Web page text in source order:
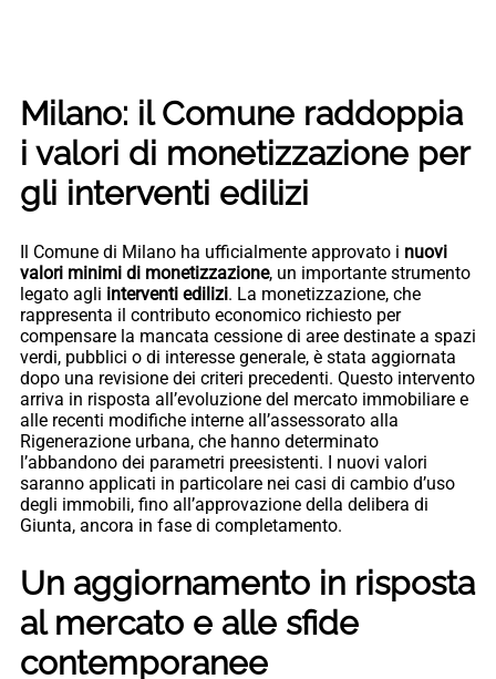
Milano: il Comune raddoppia
i valori di monetizzazione per
gli interventi edilizi
Il Comune di Milano ha ufficialmente approvato i nuovi
valori minimi di monetizzazione, un importante strumento
legato agli interventi edilizi. La monetizzazione, che
rappresenta il contributo economico richiesto per
compensare la mancata cessione di aree destinate a spazi
verdi, pubblici o di interesse generale, è stata aggiornata
dopo una revisione dei criteri precedenti. Questo intervento
arriva in risposta all’evoluzione del mercato immobiliare e
alle recenti modifiche interne all’assessorato alla
Rigenerazione urbana, che hanno determinato
l’abbandono dei parametri preesistenti. I nuovi valori
saranno applicati in particolare nei casi di cambio d’uso
degli immobili, fino all’approvazione della delibera di
Giunta, ancora in fase di completamento.
Un aggiornamento in risposta
al mercato e alle sfide
contemporanee